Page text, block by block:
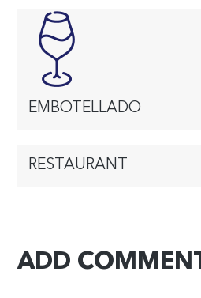
EMBOTELLADO
RESTAURANT
ADD